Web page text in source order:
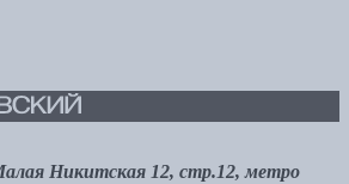
Никитская 12, стр.12, метро